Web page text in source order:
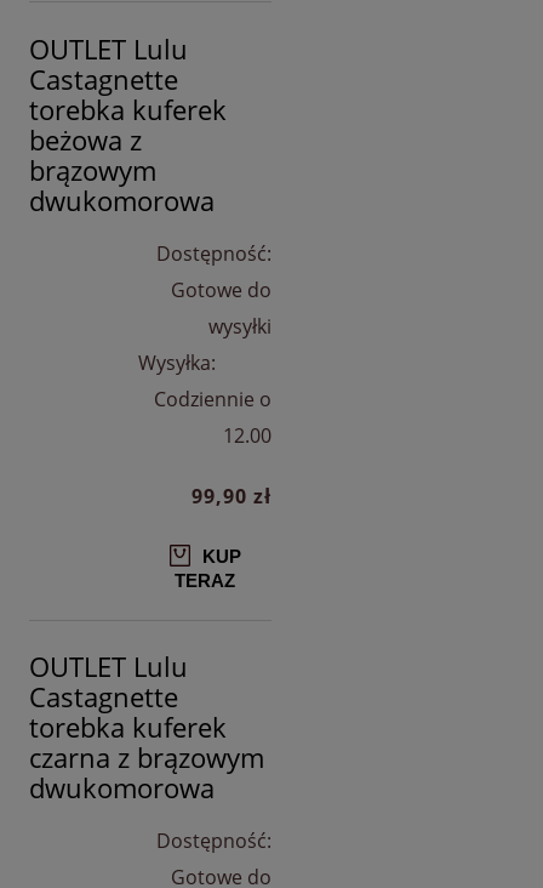
OUTLET Lulu
Castagnette
torebka kuferek
beżowa z
brązowym
dwukomorowa
Dostępność:
Gotowe do
wysyłki
Wysyłka:
Codziennie o
12.00
99,90 zł
KUP
TERAZ
OUTLET Lulu
Castagnette
torebka kuferek
czarna z brązowym
dwukomorowa
Dostępność:
Gotowe do